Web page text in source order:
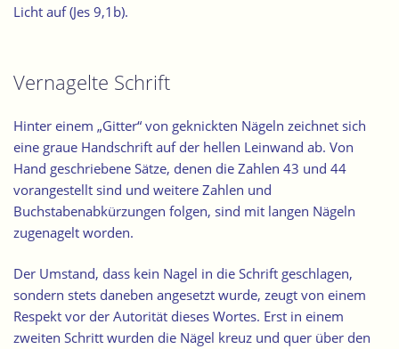
Licht auf (Jes 9,1b).
Vernagelte Schrift
Hinter einem „Gitter“ von geknickten Nägeln zeichnet sich
eine graue Handschrift auf der hellen Leinwand ab. Von
Hand geschriebene Sätze, denen die Zahlen 43 und 44
vorangestellt sind und weitere Zahlen und
Buchstabenabkürzungen folgen, sind mit langen Nägeln
zugenagelt worden.
Der Umstand, dass kein Nagel in die Schrift geschlagen,
sondern stets daneben angesetzt wurde, zeugt von einem
Respekt vor der Autorität dieses Wortes. Erst in einem
zweiten Schritt wurden die Nägel kreuz und quer über den